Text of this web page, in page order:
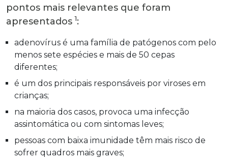
pontos mais relevantes que foram
apresentados 1:
adenovírus é uma família de patógenos com pelo
menos sete espécies e mais de 50 cepas
diferentes;
é um dos principais responsáveis por viroses em
crianças;
na maioria dos casos, provoca uma infecção
assintomática ou com sintomas leves;
pessoas com baixa imunidade têm mais risco de
sofrer quadros mais graves;